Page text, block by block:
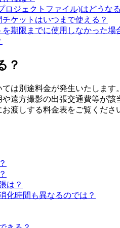
ロジェクトファイル)はどうな
ケットはいつまで使える？
期限までに使用しなかった場
？
は別途料金が発生いたします。
遠方撮影の出張交通費等が該
渡しする料金表をご覧くださ
は？
化時間も異なるのでは？